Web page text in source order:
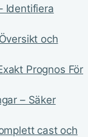
Identifiera
och
Prognos För
– Säker
cast och